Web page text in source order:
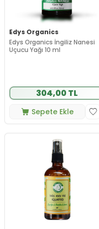
Edys Organics
Edys Organics İngiliz Nanesi
Uçucu Yağı 10 ml
304,00 TL
Sepete Ekle